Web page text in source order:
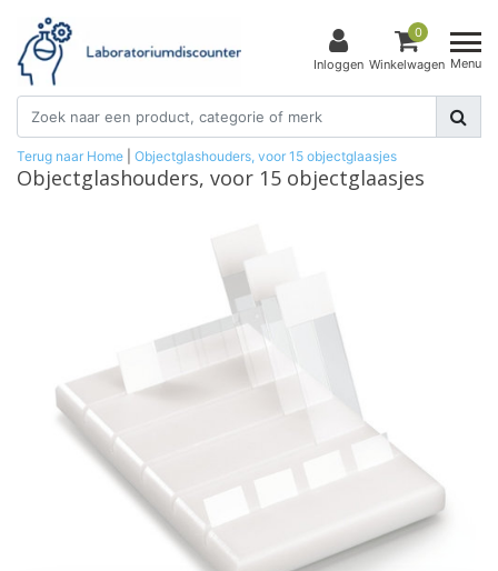
Inloggen
0
Winkelwagen Menu
Terug naar Home Objectglashouders, voor 15 objectglaasjes
Objectglashouders, voor 15 objectglaasjes